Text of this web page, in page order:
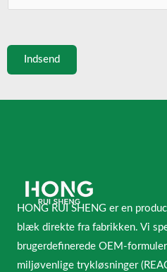
Indsend
HONG RUI SHENG er en
blæk direkte fra fabrikken. Vi
brugerdefinerede OEM-
miljøvenlige trykløsninger